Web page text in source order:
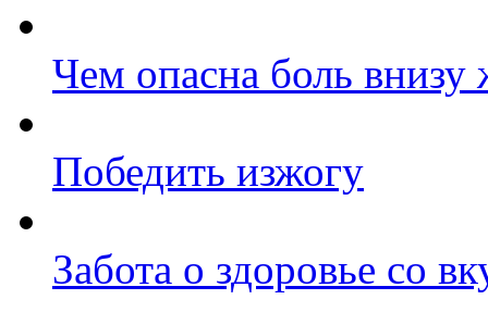
Чем опасна боль внизу
Победить изжогу
Забота о здоровье со